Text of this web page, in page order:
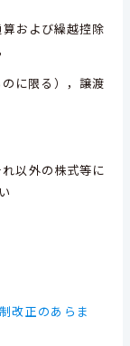
および繰越控除
に限る），譲渡
以外の株式等に
改正のあらま